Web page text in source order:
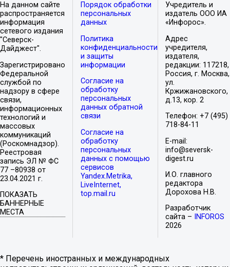
На данном сайте
распространяется
информация
сетевого издания
"Северск-
Дайджест".
Зарегистрировано
Федеральной
службой по
надзору в сфере
связи,
информационных
технологий и
массовых
коммуникаций
(Роскомнадзор).
Реестровая
запись ЭЛ № ФС
77 –80938 от
23.04.2021 г.
ПОКАЗАТЬ
БАННЕРНЫЕ
МЕСТА
Порядок обработки
персональных
данных
Политика
конфиденциальности
и защиты
информации
Согласие на
обработку
персональных
данных обратной
связи
Согласие на
обработку
персональных
данных с помощью
сервисов
Yandex.Metrika,
LiveInternet,
top.mail.ru
Учредитель и
издатель ООО ИА
«Инфорос».
Адрес
учредителя,
издателя,
редакции: 117218,
Россия, г. Москва,
ул.
Кржижановского,
д.13, кор. 2
Телефон: +7 (495)
718-84-11
E-mail:
info@seversk-
digest.ru
И.О. главного
редактора
Дорохова Н.В.
Разработчик
сайта –
INFOROS
2026
* Перечень иностранных и международных